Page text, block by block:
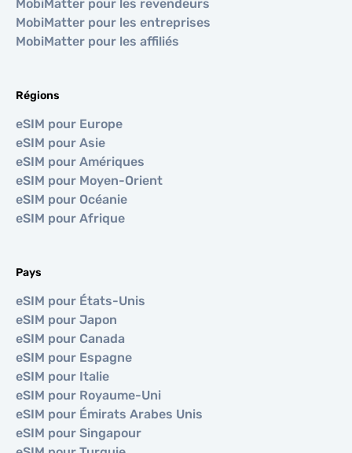
MobiMatter pour les revendeurs
MobiMatter pour les entreprises
MobiMatter pour les affiliés
Régions
eSIM pour Europe
eSIM pour Asie
eSIM pour Amériques
eSIM pour Moyen-Orient
eSIM pour Océanie
eSIM pour Afrique
Pays
eSIM pour États-Unis
eSIM pour Japon
eSIM pour Canada
eSIM pour Espagne
eSIM pour Italie
eSIM pour Royaume-Uni
eSIM pour Émirats Arabes Unis
eSIM pour Singapour